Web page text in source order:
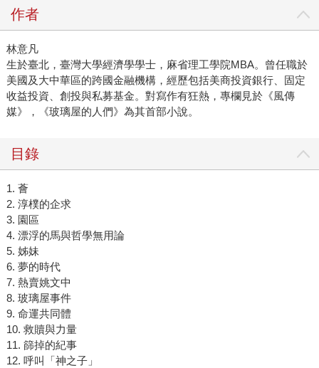
作者
林意凡
生於臺北，臺灣大學經濟學學士，麻省理工學院MBA。曾任職於
美國及大中華區的跨國金融機構，經歷包括美商投資銀行、固定
收益投資、創投與私募基金。對寫作有狂熱，專欄見於《風傳
媒》，《玻璃屋的人們》為其首部小說。
目錄
1. 薈
2. 淳樸的企求
3. 園區
4. 漂浮的馬與哲學無用論
5. 姊妹
6. 夢的時代
7. 熱賣姚文中
8. 玻璃屋事件
9. 命運共同體
10. 救贖與力量
11. 篩掉的紀事
12. 呼叫「神之子」